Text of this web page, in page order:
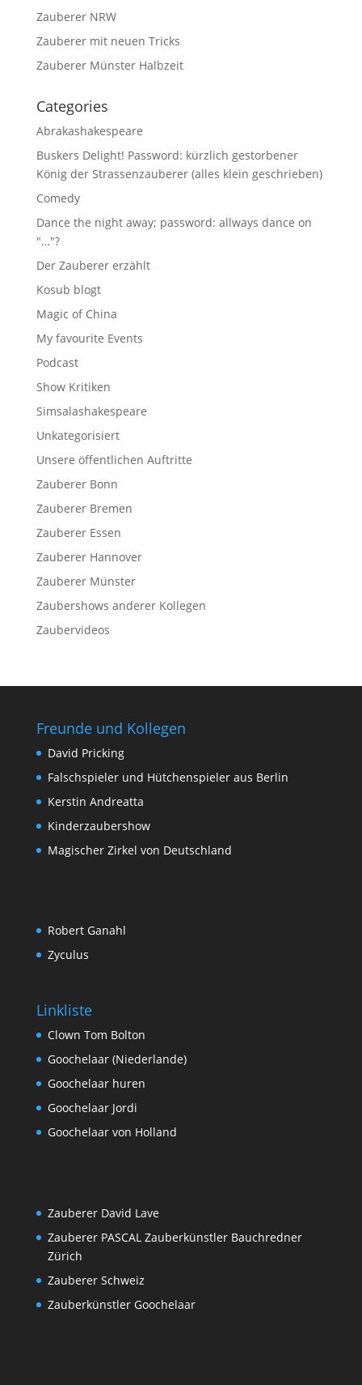
Zauberer NRW
Zauberer mit neuen Tricks
Zauberer Münster Halbzeit
Categories
Abrakashakespeare
Buskers Delight! Password: kürzlich gestorbener
König der Strassenzauberer (alles klein geschrieben)
Comedy
Dance the night away; password: allways dance on
"…"?
Der Zauberer erzählt
Kosub blogt
Magic of China
My favourite Events
Podcast
Show Kritiken
Simsalashakespeare
Unkategorisiert
Unsere öffentlichen Auftritte
Zauberer Bonn
Zauberer Bremen
Zauberer Essen
Zauberer Hannover
Zauberer Münster
Zaubershows anderer Kollegen
Zaubervideos
Freunde und Kollegen
David Pricking
Falschspieler und Hütchenspieler aus Berlin
Kerstin Andreatta
Kinderzaubershow
Magischer Zirkel von Deutschland
Robert Ganahl
Zyculus
Linkliste
Clown Tom Bolton
Goochelaar (Niederlande)
Goochelaar huren
Goochelaar Jordi
Goochelaar von Holland
Zauberer David Lave
Zauberer PASCAL Zauberkünstler Bauchredner
Zürich
Zauberer Schweiz
Zauberkünstler Goochelaar